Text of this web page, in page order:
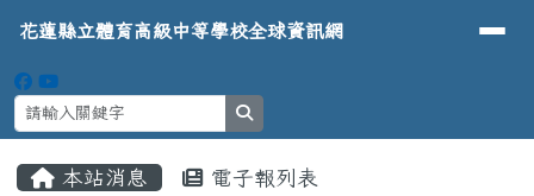
花蓮縣立體育高級中等學校全球資
導覽列
花蓮縣立體育高級中等學校全球資訊網
本站消息 電子報列表